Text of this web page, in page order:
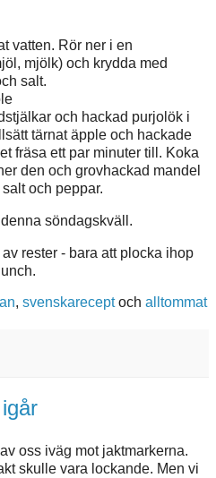
vatten. Rör ner i en
mjölk) och krydda med
salt.
och hackad purjolök i
tärnat äpple och hackade
fräsa ett par minuter till. Koka
den och grovhackad mandel
och peppar.
söndagskväll.
rester - bara att plocka ihop
, svenskareceptoch alltommat
oss iväg mot jaktmarkerna.
skulle vara lockande. Men vi